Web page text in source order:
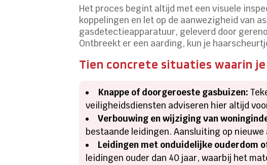
Het proces begint altijd met een visuele
koppelingen en let op de aanwezigheid van
gasdetectieapparatuur, geleverd door
Ontbreekt er een aarding, kun je
Tien concrete situaties waarin
Knappe of doorgeroeste gasbuizen:
veiligheidsdiensten adviseren hier altijd
Verbouwing en wijziging van
bestaande leidingen. Aansluiting op
Leidingen met onduidelijke ouderdom
leidingen ouder dan 40 jaar, waarbij het